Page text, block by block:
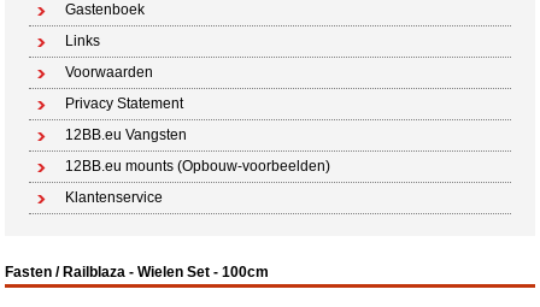
Gastenboek
Links
Voorwaarden
Privacy Statement
12BB.eu Vangsten
12BB.eu mounts (Opbouw-voorbeelden)
Klantenservice
Fasten / Railblaza - Wielen Set - 100cm